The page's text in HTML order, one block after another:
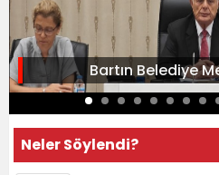
Bartın Belediye
Neler Söylendi?